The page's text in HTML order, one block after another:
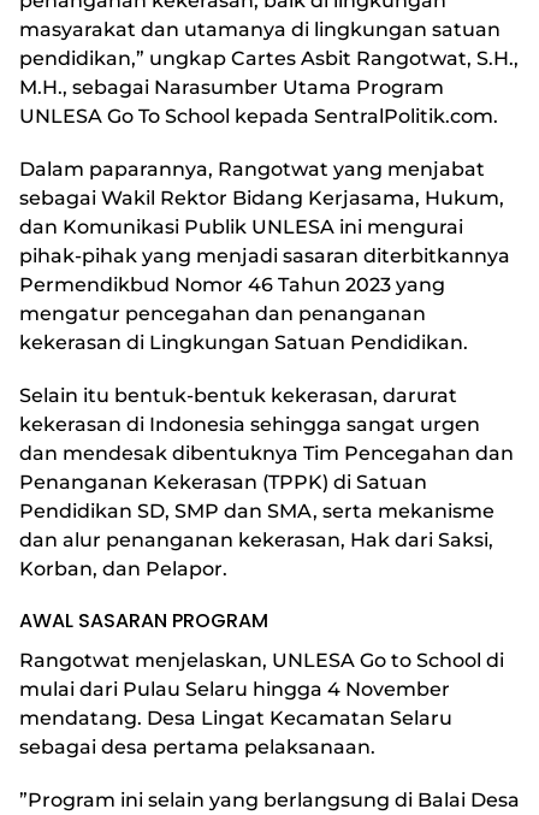
masyarakat dan utamanya di lingkungan satuan
pendidikan,” ungkap Cartes Asbit Rangotwat, S.H.,
M.H., sebagai Narasumber Utama Program
UNLESA Go To School kepada SentralPolitik.com.
Dalam paparannya, Rangotwat yang menjabat
sebagai Wakil Rektor Bidang Kerjasama, Hukum,
dan Komunikasi Publik UNLESA ini mengurai
pihak-pihak yang menjadi sasaran diterbitkannya
Permendikbud Nomor 46 Tahun 2023 yang
mengatur pencegahan dan penanganan
kekerasan di Lingkungan Satuan Pendidikan.
Selain itu bentuk-bentuk kekerasan, darurat
kekerasan di Indonesia sehingga sangat urgen
dan mendesak dibentuknya Tim Pencegahan dan
Penanganan Kekerasan (TPPK) di Satuan
Pendidikan SD, SMP dan SMA, serta mekanisme
dan alur penanganan kekerasan, Hak dari Saksi,
Korban, dan Pelapor.
AWAL SASARAN PROGRAM
Rangotwat menjelaskan, UNLESA Go to School di
mulai dari Pulau Selaru hingga 4 November
mendatang. Desa Lingat Kecamatan Selaru
sebagai desa pertama pelaksanaan.
”Program ini selain yang berlangsung di Balai Desa